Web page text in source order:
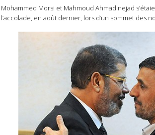
Mohammed Morsi et Mahmoud Ahmadinejad
l’accolade, en août dernier, lors d’un sommet des